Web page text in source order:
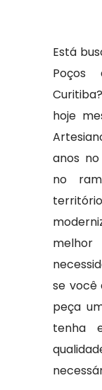
Está
Poços
hoje
anos
no
se você
peça
tenha